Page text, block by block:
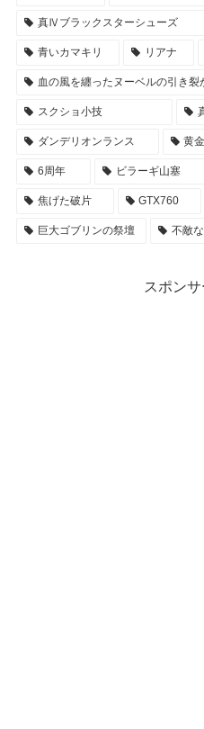
真Ⅳブラックスターシューズ
青いカマキリ リアナ
血の風を纏ったヌーベルの引き裂
スクショ小技
ダンデリオンランス 黄
6周年 ビラーギ山塞
焦げた破片 GTX760
巨大ゴブリンの祭壇 不敵
スポン